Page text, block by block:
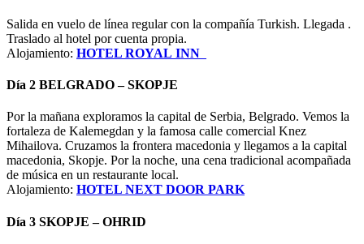
Salida en vuelo de línea regular con la compañía Turkish. Llegada .
Traslado al hotel por cuenta propia.
Alojamiento: HOTEL ROYAL INN
Día 2 BELGRADO – SKOPJE
Por la mañana exploramos la capital de Serbia, Belgrado. Vemos la
fortaleza de Kalemegdan y la famosa calle comercial Knez
Mihailova. Cruzamos la frontera macedonia y llegamos a la capital
macedonia, Skopje. Por la noche, una cena tradicional acompañada
de música en un restaurante local.
Alojamiento: HOTEL NEXT DOOR PARK
Día 3 SKOPJE – OHRID